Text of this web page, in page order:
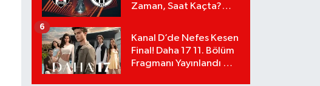
Zaman, Saat Kaçta?
Detayları!
Kanal D’de Nefes Kesen
Final! Daha 17 11. Bölüm
Fragmanı Yayınlandı Mı?
6